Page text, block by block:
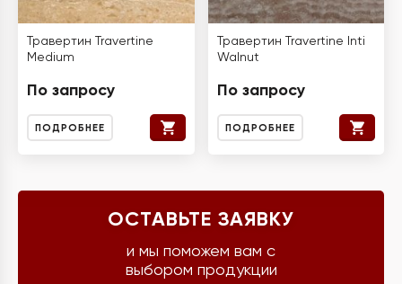
Травертин Travertine
Medium
По запросу
ПОДРОБНЕЕ
Травертин Travertine Inti
Walnut
По запросу
ПОДРОБНЕЕ
ОСТАВЬТЕ ЗАЯВКУ
и мы поможем вам с
выбором продукции